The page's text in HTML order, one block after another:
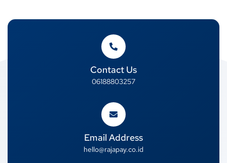
Contact Us
06188803257
Email Address
hello@rajapay.co.id